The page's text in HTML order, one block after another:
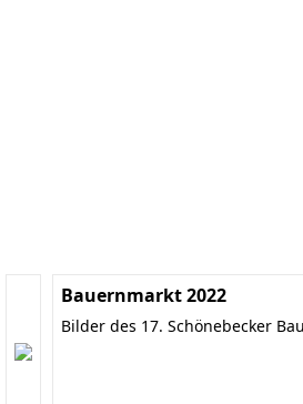
Bauernmarkt 2022
Bilder des 17. Schönebecker